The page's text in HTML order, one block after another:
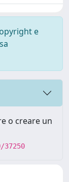
e
o creare un